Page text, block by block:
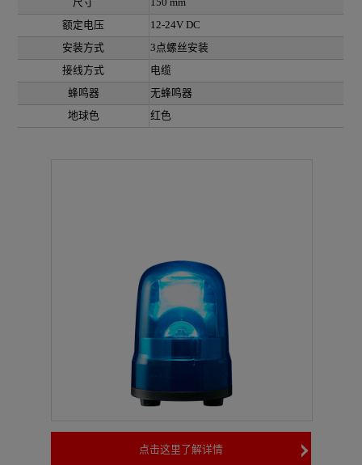
尺寸
150 mm
额定电压
12-24V DC
安装方式
3点螺丝安装
接线方式
电缆
蜂鸣器
无蜂鸣器
地球色
红色
点击这里了解详情